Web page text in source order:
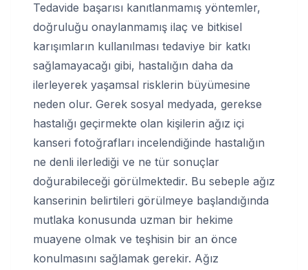
Tedavide başarısı kanıtlanmamış yöntemler,
doğruluğu onaylanmamış ilaç ve bitkisel
karışımların kullanılması tedaviye bir katkı
sağlamayacağı gibi, hastalığın daha da
ilerleyerek yaşamsal risklerin büyümesine
neden olur. Gerek sosyal medyada, gerekse
hastalığı geçirmekte olan kişilerin ağız içi
kanseri fotoğrafları incelendiğinde hastalığın
ne denli ilerlediği ve ne tür sonuçlar
doğurabileceği görülmektedir. Bu sebeple ağız
kanserinin belirtileri görülmeye başlandığında
mutlaka konusunda uzman bir hekime
muayene olmak ve teşhisin bir an önce
konulmasını sağlamak gerekir. Ağız